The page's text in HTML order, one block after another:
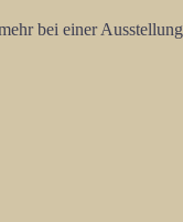
bei einer Ausstellung